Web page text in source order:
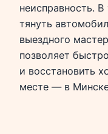
неисправность.
тянуть
выездного
позволяет
и восстановить
месте — в